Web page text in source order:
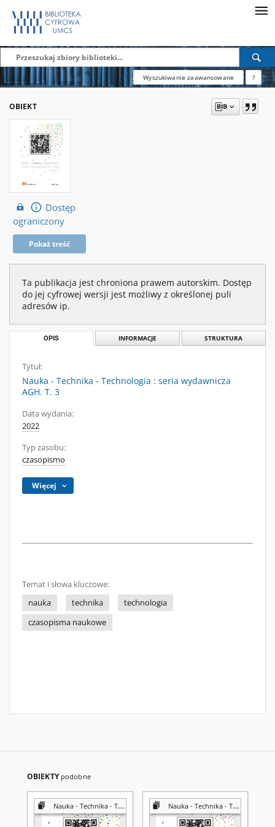
Wyszukiwanie zaawansowane ?
OBIEKT
Dostęp
ograniczony
Pokaż treść
Ta publikacja jest chroniona prawem autorskim. Dostęp
do jej cyfrowej wersji jest możliwy z określonej puli
adresów ip.
OPIS INFORMACJE STRUKTURA
Tytuł:
Nauka - Technika - Technologia : seria wydawnicza
AGH. T. 3
Data wydania:
2022
Typ zasobu:
czasopismo
Więcej
Temat i słowa kluczowe:
nauka
technika
technologia
czasopisma naukowe
OBIEKTY podobne
Nauka - Technika - Technologia Nauka - Technika - Technologia